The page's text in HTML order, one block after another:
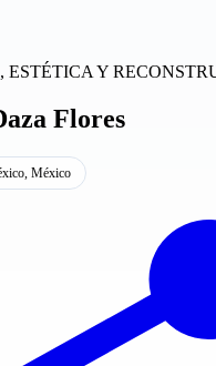
Y
Flores
México